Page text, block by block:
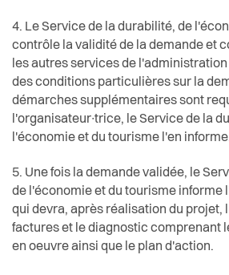
4. Le Service de la durabilité, de
contrôle la validité de la demande et
les autres services de
des conditions particulières sur la
démarches supplémentaires sont
l'organisateur∙trice, le Service de la
l'économie et du tourisme l'en
5. Une fois la demande validée, le
de l'économie et du tourisme informe
qui devra, après réalisation du projet,
factures et le diagnostic comprenant
en oeuvre ainsi que le plan d'action.